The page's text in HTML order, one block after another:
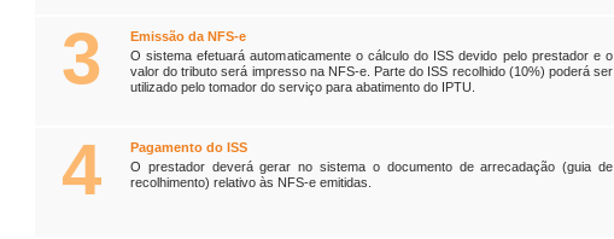
3
Emissão da NFS-e
O sistema efetuará automaticamente o cálculo do ISS devido pelo prestador e o
valor do tributo será impresso na NFS-e. Parte do ISS recolhido (10%) poderá ser
utilizado pelo tomador do serviço para abatimento do IPTU.
4
Pagamento do ISS
O prestador deverá gerar no sistema o documento de arrecadação (guia de
recolhimento) relativo às NFS-e emitidas.